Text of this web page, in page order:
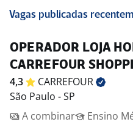
Vagas publicadas
OPERADOR LOJA
CARREFOUR
4,3
CARREFOUR
São Paulo - SP
A combinar
Ensino